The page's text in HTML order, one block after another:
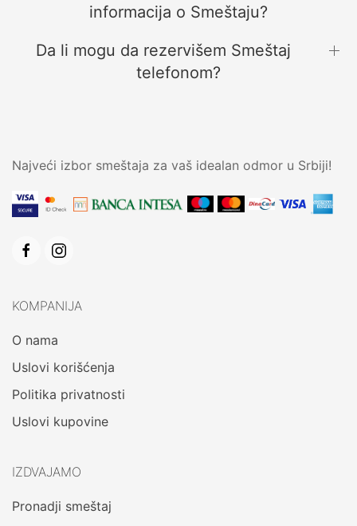
informacija o Smeštaju?
Da li mogu da rezervišem Smeštaj
telefonom?
Najveći izbor smeštaja za vaš idealan odmor u Srbiji!
KOMPANIJA
O nama
Uslovi korišćenja
Politika privatnosti
Uslovi kupovine
IZDVAJAMO
Pronadji smeštaj